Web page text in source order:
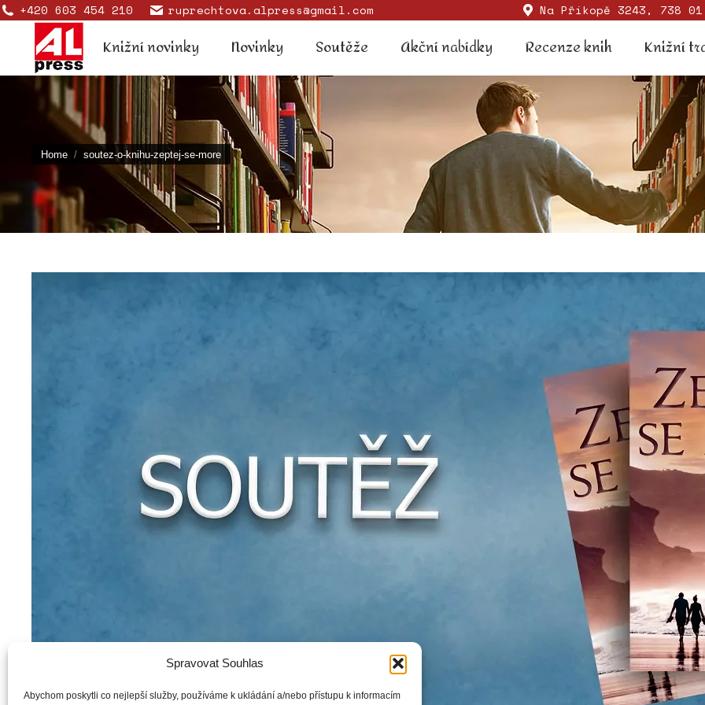
Spravovat Souhlas
Abychom poskytli co nejlepší služby, používáme k ukládání a/nebo přístupu k informacím
+420 603 454 210 ruprechtova.alpress@gmail.com Na Příkopě 3243, 738
Knižní novinky Novinky Soutěže Akční nabídky Recenze knih Knižní
You are here:
Home soutez-o-knihu-zeptej-se-more
Knižní novinky Novinky Soutěže Akční nabídky Recenze knih